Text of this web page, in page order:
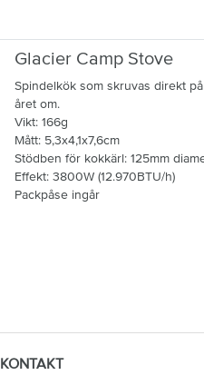
Glacier Camp Stove
Spindelkök som skruvas direkt
året om.
Vikt: 166g
Mått: 5,3x4,1x7,6cm
Stödben för kokkärl: 125mm
Effekt: 3800W (12.970BTU/h)
Packpåse ingår
KONTAKT